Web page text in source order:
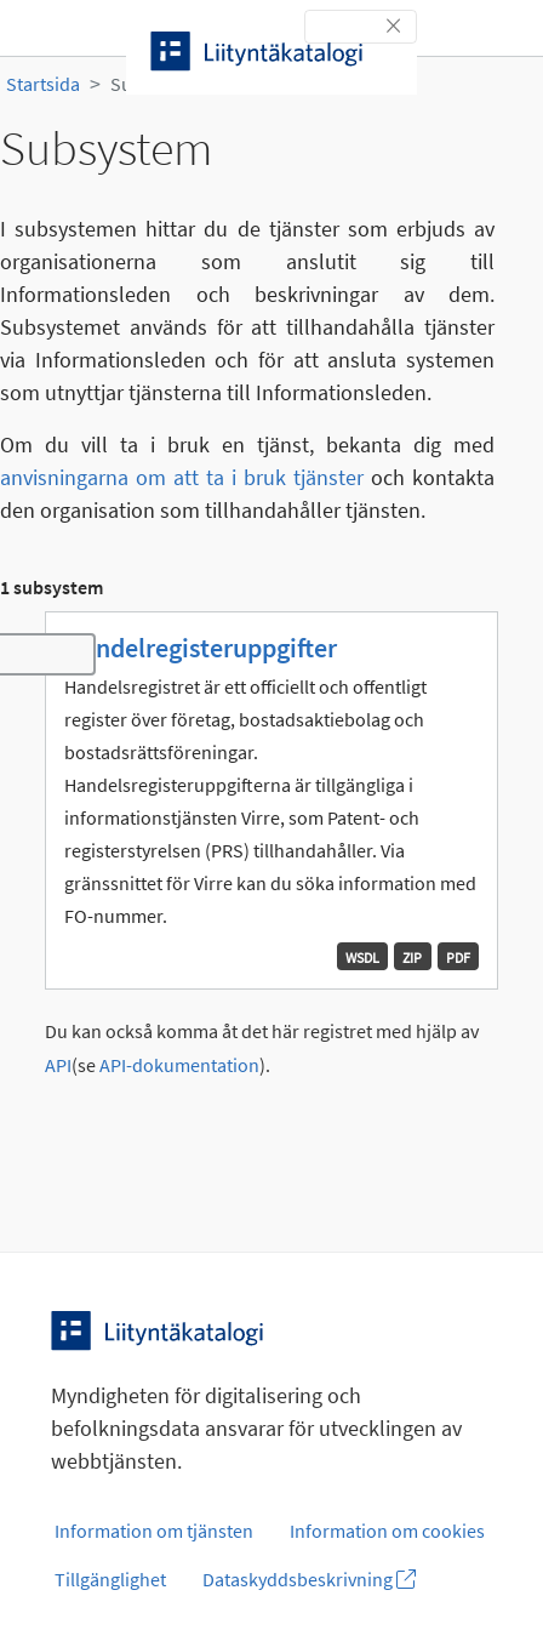
Toggle navigation
Startsida Subsystem
Subsystem
I subsystemen hittar du de tjänster som erbjuds av
organisationerna som anslutit sig till
Informationsleden och beskrivningar av dem.
Subsystemet används för att tillhandahålla tjänster
via Informationsleden och för att ansluta systemen
som utnyttjar tjänsterna till Informationsleden.
Om du vill ta i bruk en tjänst, bekanta dig med
anvisningarna om att ta i bruk tjänsteroch kontakta
den organisation som tillhandahåller tjänsten.
1 subsystem
Toggle navigation
Handelregisteruppgifter
Handelsregistret är ett officiellt och offentligt
register över företag, bostadsaktiebolag och
bostadsrättsföreningar.
Handelsregisteruppgifterna är tillgängliga i
informationstjänsten Virre, som Patent- och
registerstyrelsen (PRS) tillhandahåller. Via
gränssnittet för Virre kan du söka information med
FO-nummer.
PDF
ZIP
WSDL
Du kan också komma åt det här registret med hjälp av
API(seAPI-dokumentation).
Myndigheten för digitalisering och
befolkningsdata ansvarar för utvecklingen av
webbtjänsten.
Information om tjänsten
Information om cookies
Tillgänglighet
Dataskyddsbeskrivning